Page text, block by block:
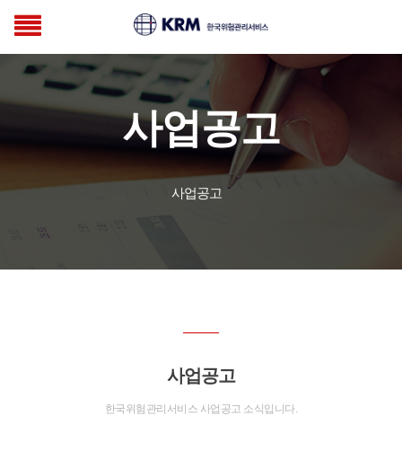
사업공고
사업공고
사업공고
한국위험관리서비스 사업공고 소식입니다.